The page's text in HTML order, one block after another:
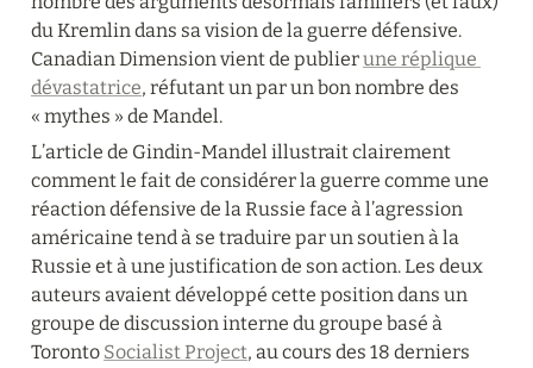
du Kremlin dans sa vision de la guerre défensive.
Canadian Dimension vient de publier une réplique
dévastatrice, réfutant un par un bon nombre des
« mythes » de Mandel.
L’article de Gindin-Mandel illustrait clairement
comment le fait de considérer la guerre comme une
réaction défensive de la Russie face à l’agression
américaine tend à se traduire par un soutien à la
Russie et à une justification de son action. Les deux
auteurs avaient développé cette position dans un
groupe de discussion interne du groupe basé à
Toronto Socialist Project, au cours des 18 derniers